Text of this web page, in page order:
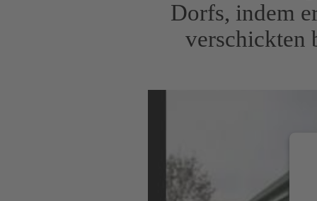
Dorfs, indem
verschickten